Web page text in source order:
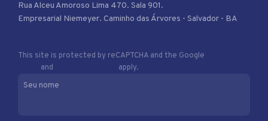
Rua Alceu Amoroso Lima 470. Sala 901.
Empresarial Niemeyer. Caminho das Árvores - Salvador - BA
This site is protected by reCAPTCHA and the Google
and
apply.
Seu nome